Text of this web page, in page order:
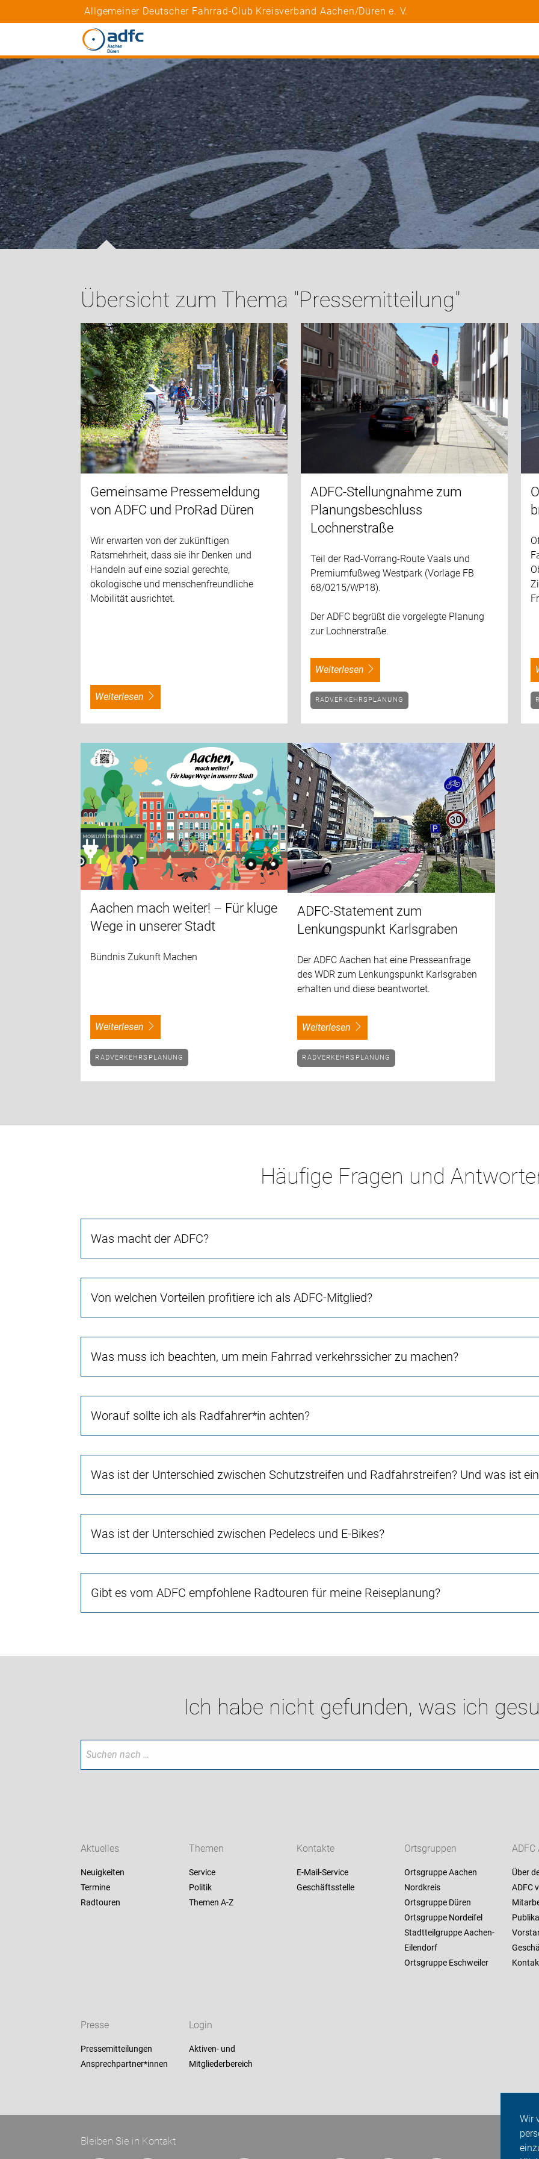
Wir
Allgemeiner Deutscher Fahrrad-Club Kreisverband Aachen/Düren e. V.
Übersicht zum Thema "Pressemitteilung"
Gemeinsame Pressemeldung
von ADFC und ProRad Düren
Wir erwarten von der zukünftigen
Ratsmehrheit, dass sie ihr Denken und
Handeln auf eine sozial gerechte,
ökologische und menschenfreundliche
Mobilität ausrichtet.
weiterlesen
ADFC-Stellungnahme zum
Planungsbeschluss
Lochnerstraße
Teil der Rad-Vorrang-Route Vaals und
Premiumfußweg Westpark (Vorlage FB
68/0215/WP18).
Der ADFC begrüßt die vorgelegte Planung
zur Lochnerstraße.
weiterlesen
RADVERKEHRSPLANUNG
Aachen mach weiter! – Für kluge
Wege in unserer Stadt
Bündnis Zukunft Machen
weiterlesen
RADVERKEHRSPLANUNG
ADFC-Statement zum
Lenkungspunkt Karlsgraben
Der ADFC Aachen hat eine Presseanfrage
des WDR zum Lenkungspunkt Karlsgraben
erhalten und diese beantwortet.
weiterlesen
RADVERKEHRSPLANUNG
Häufige Fragen und
Was macht der ADFC?
Von welchen Vorteilen profitiere ich als ADFC-Mitglied?
Was muss ich beachten, um mein Fahrrad verkehrssicher zu machen?
Worauf sollte ich als Radfahrer*in achten?
Was ist der Unterschied zwischen Schutzstreifen und Radfahrstreifen? Und was ist
Was ist der Unterschied zwischen Pedelecs und E-Bikes?
Gibt es vom ADFC empfohlene Radtouren für meine Reiseplanung?
Ich habe nicht gefunden, was ich
Aktuelles
Neuigkeiten
Termine
Radtouren
Themen
Service
Politik
Themen A-Z
Kontakte
E-Mail-Service
Geschäftsstelle
Ortsgruppen
Ortsgruppe Aachen
Nordkreis
Ortsgruppe Düren
Ortsgruppe Nordeifel
Stadtteilgruppe Aachen-
Eilendorf
Ortsgruppe Eschweiler
Über
ADFC
Presse
Pressemitteilungen
Ansprechpartner*innen
Login
Aktiven- und
Mitgliederbereich
Bleiben Sie in Kontakt